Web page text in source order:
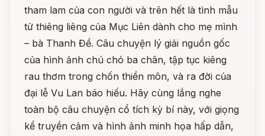
tham lam của con người và trên hết là tình mẫu
tử thiêng liêng của Mục Liên dành cho mẹ mình
– bà Thanh Đề. Câu chuyện lý giải nguồn gốc
của hình ảnh chú chó ba chân, tập tục kiêng
rau thơm trong chốn thiền môn, và ra đời của
đại lễ Vu Lan báo hiếu. Hãy cùng lắng nghe
toàn bộ câu chuyện cổ tích kỳ bí này, với giọng
kể truyền cảm và hình ảnh minh họa hấp dẫn,